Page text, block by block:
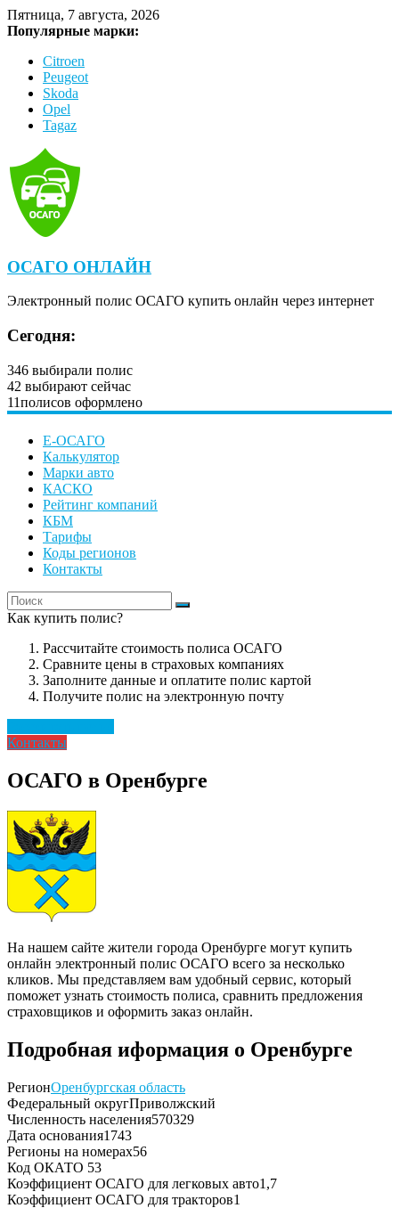
Пятница, 7 августа, 2026
Популярные марки:
Citroen
Peugeot
Skoda
Opel
Tagaz
ОСАГО ОНЛАЙН
Электронный полис ОСАГО купить онлайн через интернет
Сегодня:
346 выбирали полис
42 выбирают сейчас
11полисов оформлено
Е-ОСАГО
Калькулятор
Марки авто
КАСКО
Рейтинг компаний
КБМ
Тарифы
Коды регионов
Контакты
Как купить полис?
Рассчитайте стоимость полиса ОСАГО
Сравните цены в страховых компаниях
Заполните данные и оплатите полис картой
Получите полис на электронную почту
Контакты
ОСАГО в Оренбурге
На нашем сайте жители города Оренбурге могут купить
онлайн электронный полис ОСАГО всего за несколько
кликов. Мы представляем вам удобный сервис, который
поможет узнать стоимость полиса, сравнить предложения
страховщиков и оформить заказ онлайн.
Подробная иформация о Оренбурге
РегионОренбургская область
Федеральный округПриволжский
Численность населения570329
Дата основания1743
Регионы на номерах56
Код ОКАТО 53
Коэффициент ОСАГО для легковых авто1,7
Коэффициент ОСАГО для тракторов1